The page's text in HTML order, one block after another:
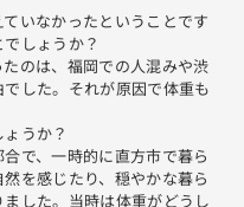
いなかったということです
しょうか？
のは、福岡での人混みや渋
した。それが原因で体重も
うか？
で、一時的に直方市で暮ら
を感じたり、穏やかな暮ら
した。当時は体重がどうし